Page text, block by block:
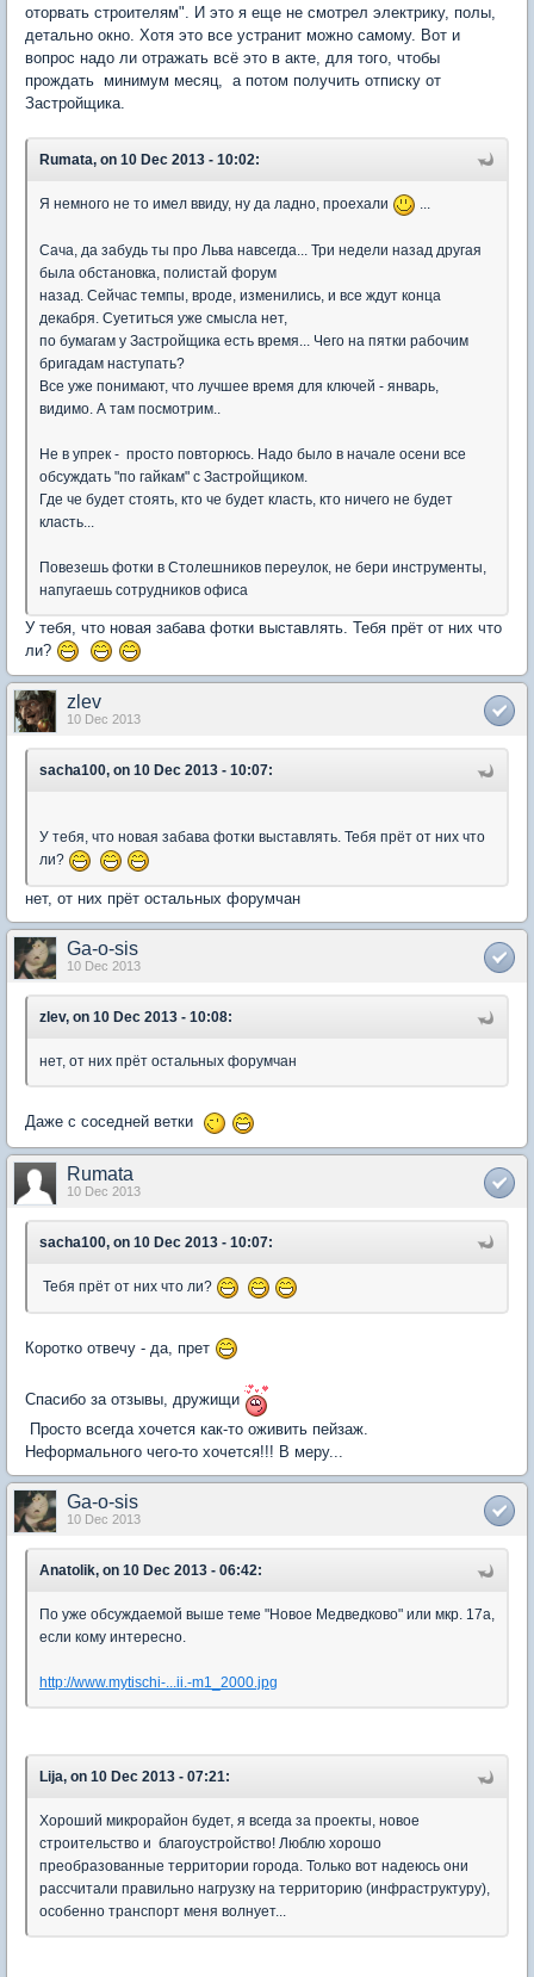
оторвать строителям". И это я еще не смотрел электрику, полы,
детально окно. Хотя это все устранит можно самому. Вот и
вопрос надо ли отражать всё это в акте, для того, чтобы
прождать минимум месяц, а потом получить отписку от
Застройщика.
Rumata, on 10 Dec 2013 - 10:02:
Я немного не то имел ввиду, ну да ладно, проехали
Сача, да забудь ты про Льва навсегда... Три недели назад другая
была обстановка, полистай форум
назад. Сейчас темпы, вроде, изменились, и все ждут конца
декабря. Суетиться уже смысла нет,
по бумагам у Застройщика есть время... Чего на пятки рабочим
бригадам наступать?
Все уже понимают, что лучшее время для ключей - январь,
видимо. А там посмотрим..
Не в упрек - просто повторюсь. Надо было в начале осени все
обсуждать "по гайкам" с Застройщиком.
Где че будет стоять, кто че будет класть, кто ничего не будет
класть...
Повезешь фотки в Столешников переулок, не бери инструменты,
напугаешь сотрудников офиса
У тебя, что новая забава фотки выставлять. Тебя прёт от них что
ли?
zlev
10 Dec 2013
sacha100, on 10 Dec 2013 - 10:07:
У тебя, что новая забава фотки выставлять. Тебя прёт от них что
ли?
нет, от них прёт остальных форумчан
Ga-o-sis
10 Dec 2013
zlev, on 10 Dec 2013 - 10:08:
нет, от них прёт остальных форумчан
Даже с соседней ветки
Rumata
10 Dec 2013
sacha100, on 10 Dec 2013 - 10:07:
Тебя прёт от них что ли?
Коротко отвечу - да, прет
Спасибо за отзывы, дружищи
Просто всегда хочется как-то оживить пейзаж.
Неформального чего-то хочется!!! В меру...
Ga-o-sis
10 Dec 2013
Anatolik, on 10 Dec 2013 - 06:42:
По уже обсуждаемой выше теме "Новое Медведково" или мкр. 17а,
если кому интересно.
http://www.mytischi-...ii.-m1_2000.jpg
Lija, on 10 Dec 2013 - 07:21:
Хороший микрорайон будет, я всегда за проекты, новое
строительство и благоустройство! Люблю хорошо
преобразованные территории города. Только вот надеюсь они
рассчитали правильно нагрузку на территорию (инфраструктуру),
особенно транспорт меня волнует...